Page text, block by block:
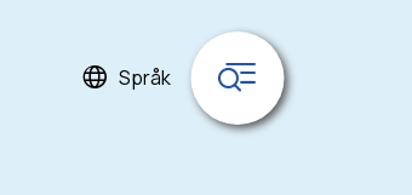
Språk
Meny